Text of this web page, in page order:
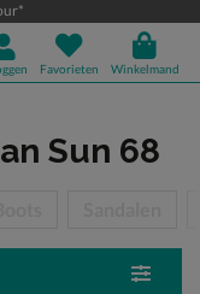
Favorieten Winkelmand
Sun 68